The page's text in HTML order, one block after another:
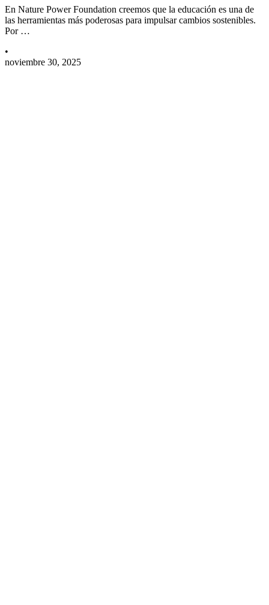
En Nature Power Foundation creemos que la educación es una de
las herramientas más poderosas para impulsar cambios sostenibles.
Por …
•
noviembre 30, 2025